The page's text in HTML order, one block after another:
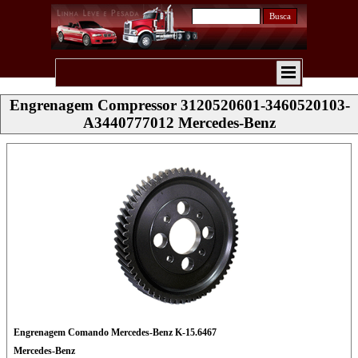
Busca
Engrenagem Compressor 3120520601-3460520103-
A3440777012 Mercedes-Benz
Engrenagem Comando Mercedes-Benz K-15.6467
Mercedes-Benz